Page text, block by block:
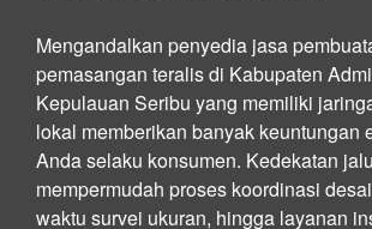
Mengandalkan penyedia jasa
pemasangan teralis di Kabupaten
Kepulauan Seribu yang memiliki
lokal memberikan banyak keuntungan
Anda selaku konsumen. Kedekatan
mempermudah proses koordinasi
waktu survei ukuran, hingga layanan